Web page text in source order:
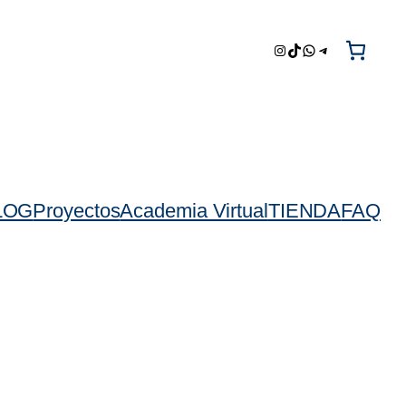
Instagram
TikTok
WhatsApp
Telegram
ProyectosAcademia VirtualTIENDAFAQ